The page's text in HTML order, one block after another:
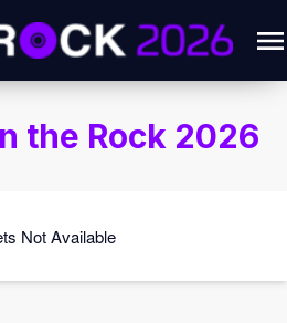
the Rock 2026
Not Available